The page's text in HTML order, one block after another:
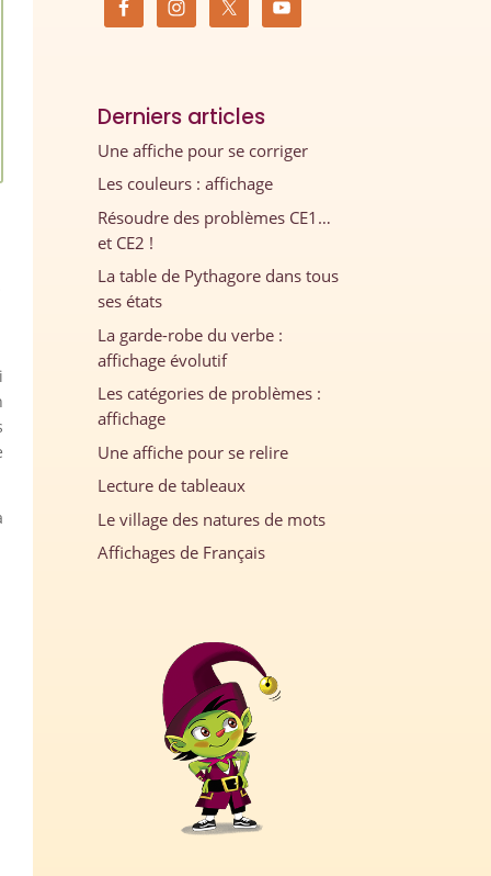
Derniers articles
Une affiche pour se corriger
Les couleurs : affichage
Résoudre des problèmes CE1…
et CE2 !
La table de Pythagore dans tous
ses états
La garde-robe du verbe :
affichage évolutif
Les catégories de problèmes :
affichage
Une affiche pour se relire
Lecture de tableaux
Le village des natures de mots
Affichages de Français